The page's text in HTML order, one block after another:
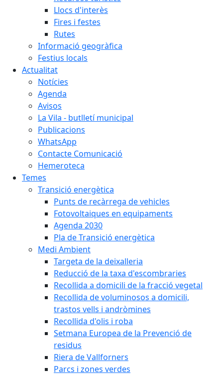
Llocs d'interès
Fires i festes
Rutes
Informació geogràfica
Festius locals
Actualitat
Notícies
Agenda
Avisos
La Vila - butlletí municipal
Publicacions
WhatsApp
Contacte Comunicació
Hemeroteca
Temes
Transició energètica
Punts de recàrrega de vehicles
Fotovoltaiques en equipaments
Agenda 2030
Pla de Transició energètica
Medi Ambient
Targeta de la deixalleria
Reducció de la taxa d'escombraries
Recollida a domicili de la fracció vegetal
Recollida de voluminosos a domicili,
trastos vells i andròmines
Recollida d'olis i roba
Setmana Europea de la Prevenció de
residus
Riera de Vallforners
Parcs i zones verdes